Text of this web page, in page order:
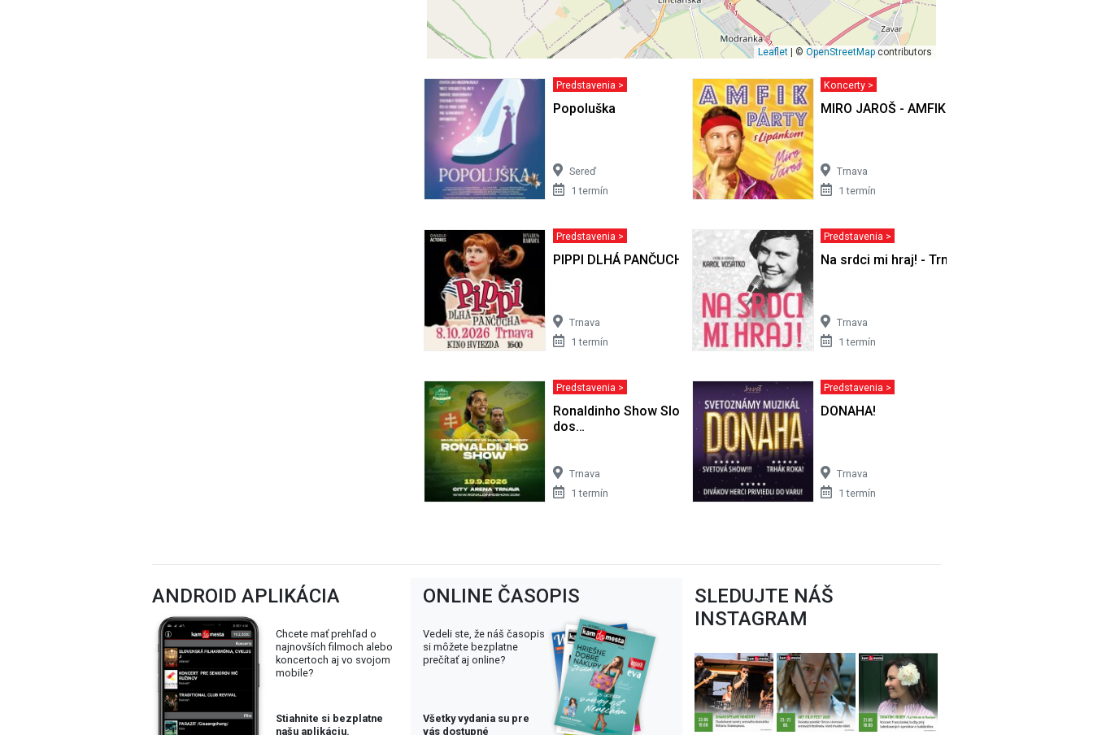
Leaflet | ©OpenStreetMap contributors
Predstavenia >
Popoluška
Sereď
1 termín
Koncerty >
MIRO JAROŠ - AMFIK PÁRTY s Lipánkom
Trnava
1 termín
Predstavenia >
PIPPI DLHÁ PANČUCHA - Trnava
Trnava
1 termín
Predstavenia >
Na srdci mi hraj! - Trnava
Trnava
1 termín
Predstavenia >
Ronaldinho Show Slovensko - by Jogo
dos…
Trnava
1 termín
Predstavenia >
DONAHA!
Trnava
1 termín
ANDROID APLIKÁCIA
Chcete mať prehľad o
najnovších filmoch alebo
koncertoch aj vo svojom
mobile?
Stiahnite si bezplatne
našu aplikáciu.
ONLINE ČASOPIS
Vedeli ste, že náš časopis
si môžete bezplatne
prečítať aj online?
Všetky vydania su pre
vás dostupné
SLEDUJTE NÁŠ
INSTAGRAM